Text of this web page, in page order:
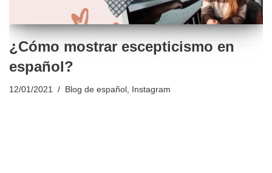
¿Cómo mostrar escepticismo en
español?
12/01/2021 Blog de español , Instagram